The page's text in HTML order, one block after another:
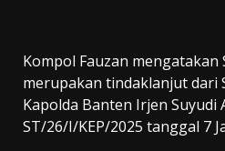
Kompol Fauzan
merupakan tindaklanjut dari
Kapolda Banten Irjen Suyudi
ST/26/I/KEP/2025 tanggal 7